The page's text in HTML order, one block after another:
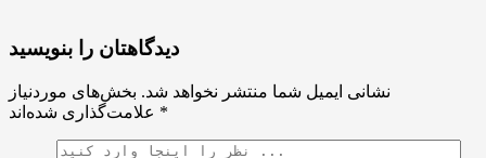
دیدگاهتان را بنویسید
نشانی ایمیل شما منتشر نخواهد شد. بخش‌های موردنیاز
*